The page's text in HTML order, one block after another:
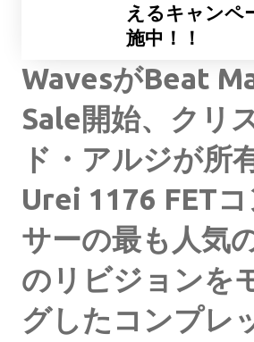
えるキャンペ
施中！！
WavesがBeat
Sale開始、クリ
ド・アルジが所
Urei 1176 FET
サーの最も人気
のリビジョンを
グしたコンプレ